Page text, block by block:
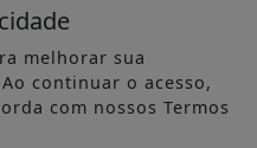
e se torna
Ibrahin (Sindpesp)*
melhorar sua
continuar o acesso,
com nossos Termos